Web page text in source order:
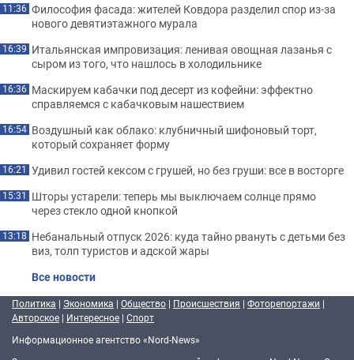
11:36 Философия фасада: жителей Ковдора разделил спор из-за
нового девятиэтажного мурала
16:39 Итальянская импровизация: ленивая овощная лазанья с
сыром из того, что нашлось в холодильнике
16:36 Маскируем кабачки под десерт из кофейни: эффектно
справляемся с кабачковым нашествием
16:54 Воздушный как облако: клубничный шифоновый торт,
который сохраняет форму
16:21 Удивил гостей кексом с грушей, но без груши: все в восторге
15:31 Шторы устарели: теперь мы выключаем солнце прямо
через стекло одной кнопкой
13:18 Небанальный отпуск 2026: куда тайно рвануть с детьми без
виз, толп туристов и адской жары
Все новости
Политика | Экономика | Общество | Происшествия | Фоторепортажи |
Авторское | Интересное | Спорт
Информационное агентство «Nord-News»